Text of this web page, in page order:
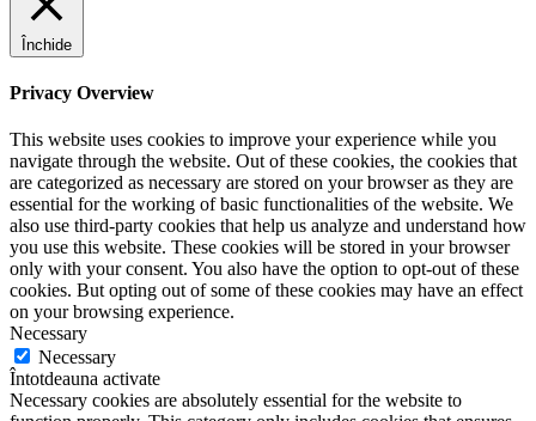
Închide
Privacy Overview
This website uses cookies to improve your experience while you
navigate through the website. Out of these cookies, the cookies that
are categorized as necessary are stored on your browser as they are
essential for the working of basic functionalities of the website. We
also use third-party cookies that help us analyze and understand how
you use this website. These cookies will be stored in your browser
only with your consent. You also have the option to opt-out of these
cookies. But opting out of some of these cookies may have an effect
on your browsing experience.
Necessary
Necessary
Întotdeauna activate
Necessary cookies are absolutely essential for the website to